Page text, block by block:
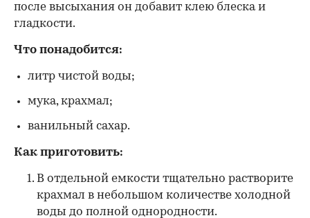
после высыхания он добавит клею блеска и
гладкости.
Что понадобится:
литр чистой воды;
мука, крахмал;
ванильный сахар.
Как приготовить:
В отдельной емкости тщательно растворите
крахмал в небольшом количестве холодной
воды до полной однородности.